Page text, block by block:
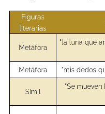
Figuras
literarias
Metáfora
"la luna que
Metáfora
"mis dedos
Símil
"Se